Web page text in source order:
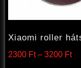
Xiaomi roller
2300 Ft – 3200 Ft